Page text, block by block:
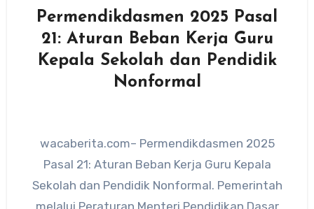
Permendikdasmen 2025 Pasal
21: Aturan Beban Kerja Guru
Kepala Sekolah dan Pendidik
Nonformal
wacaberita.com– Permendikdasmen 2025
Pasal 21: Aturan Beban Kerja Guru Kepala
Sekolah dan Pendidik Nonformal. Pemerintah
melalui Peraturan Menteri Pendidikan Dasar